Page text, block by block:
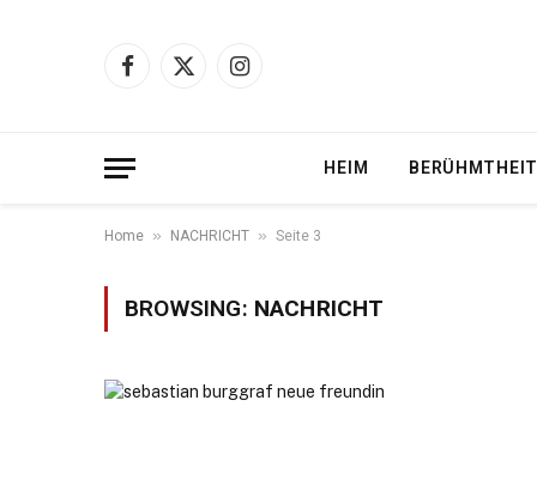
Facebook
X
Instagram
HEIM BERÜHMTHEIT
Home » NACHRICHT » Seite 3
BROWSING: NACHRICHT